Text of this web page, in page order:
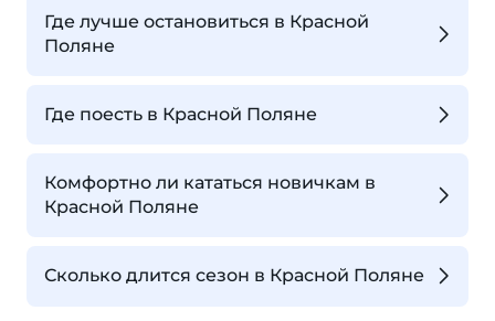
Где лучше остановиться в Красной
Поляне
Где поесть в Красной Поляне
Комфортно ли кататься новичкам в
Красной Поляне
Сколько длится сезон в Красной Поляне